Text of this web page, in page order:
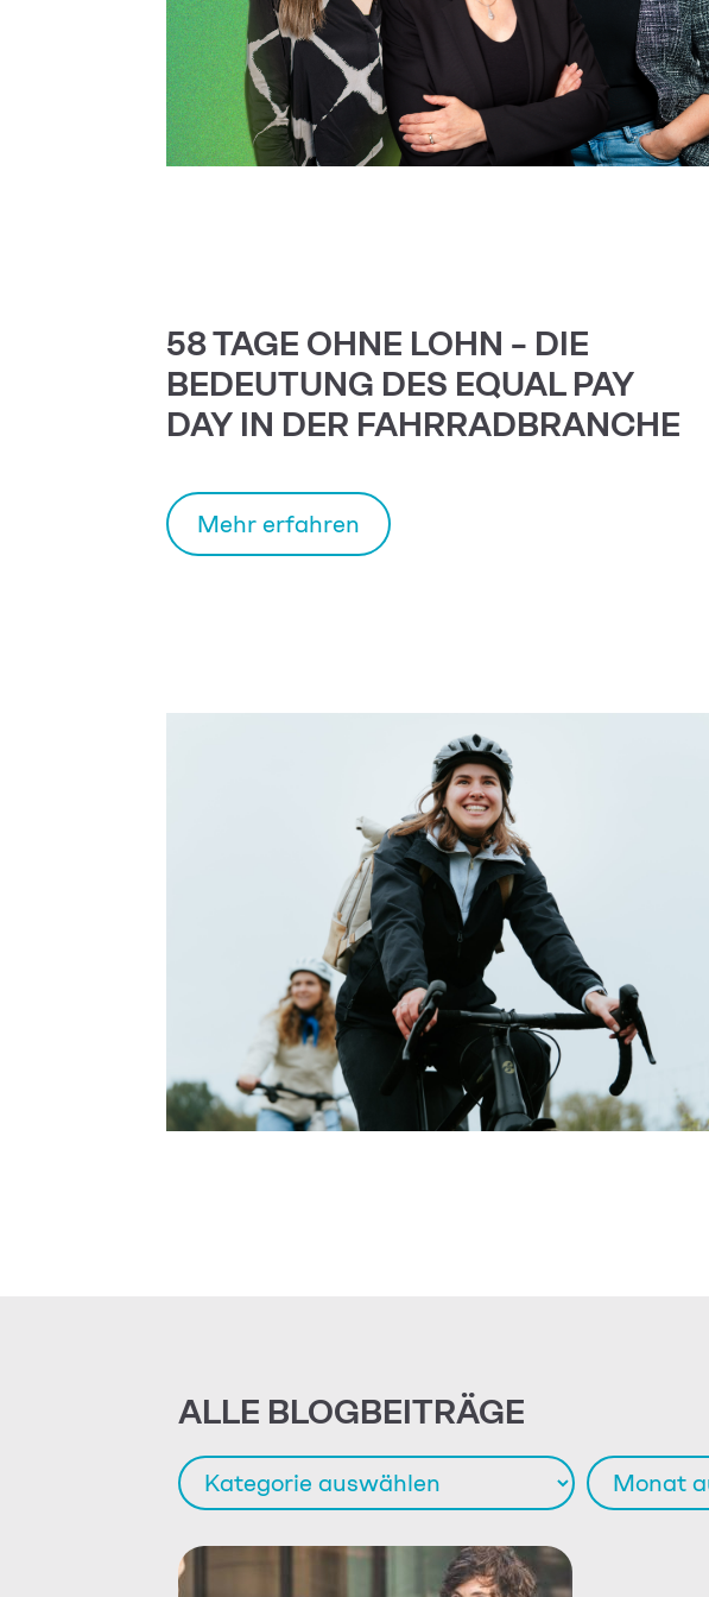
58 TAGE OHNE LOHN – DIE
BEDEUTUNG DES EQUAL PAY
DAY IN DER FAHRRADBRANCHE
Mehr erfahren
ALLE BLOGBEITRÄGE